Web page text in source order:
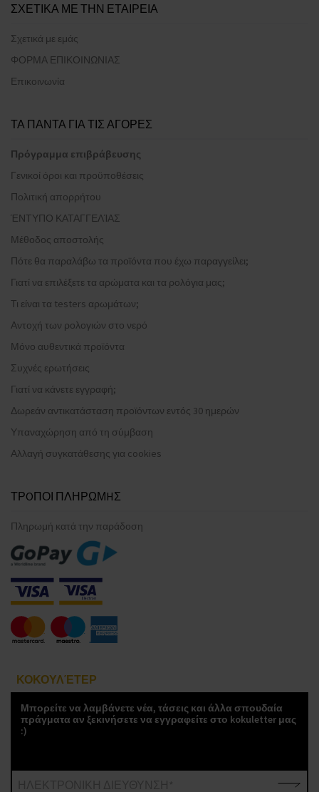
ΣΧΕΤΙΚΑ ΜΕ ΤΗΝ ΕΤΑΙΡΕΙΑ
Σχετικά με εμάς
ΦΟΡΜΑ ΕΠΙΚΟΙΝΩΝΙΑΣ
Επικοινωνία
ΤΑ ΠΑΝΤΑ ΓΙΑ ΤΙΣ ΑΓΟΡΕΣ
Πρόγραμμα επιβράβευσης
Γενικοί όροι και προϋποθέσεις
Πολιτική απορρήτου
ΈΝΤΥΠΟ ΚΑΤΑΓΓΕΛΊΑΣ
Μέθοδος αποστολής
Πότε θα παραλάβω τα προϊόντα που έχω παραγγείλει;
Γιατί να επιλέξετε τα αρώματα και τα ρολόγια μας;
Τι είναι τα testers αρωμάτων;
Αντοχή των ρολογιών στο νερό
Μόνο αυθεντικά προϊόντα
Συχνές ερωτήσεις
Γιατί να κάνετε εγγραφή;
Δωρεάν αντικατάσταση προϊόντων εντός 30 ημερών
Υπαναχώρηση από τη σύμβαση
Αλλαγή συγκατάθεσης για cookies
ΤΡOΠΟΙ ΠΛΗΡΩΜHΣ
Πληρωμή κατά την παράδοση
ΚΟΚΟΥΛΈΤΕΡ
Μπορείτε να λαμβάνετε νέα, τάσεις και άλλα σπουδαία
πράγματα αν ξεκινήσετε να εγγραφείτε στο kokuletter μας
:)